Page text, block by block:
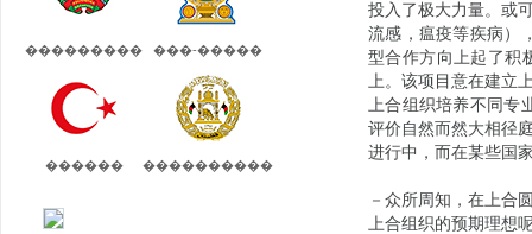
��������� ���-�����
������ ����������
投入了极大力量。或
流感，瘟疫等疾病）
型合作方向上起了积
上。该项目意在建立
上合组织培养不同专
评价自然而然大相径
进行中，而在某些国
－众所周知，在上合
上合组织的预期理想